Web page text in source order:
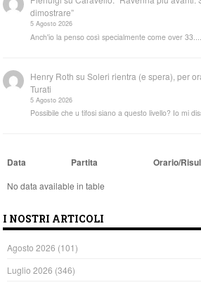
dimostrare”
5 Agosto 2026
Anch'io la penso così specialmente come over
Henry Roth suSoleri rientra (e spera), per
Turati
5 Agosto 2026
Possibile che u tifosi siano a questo livello? Io mi
Data Partita Orario/
No data available in table
I NOSTRI ARTICOLI
Agosto 2026 (101)
Luglio 2026 (346)